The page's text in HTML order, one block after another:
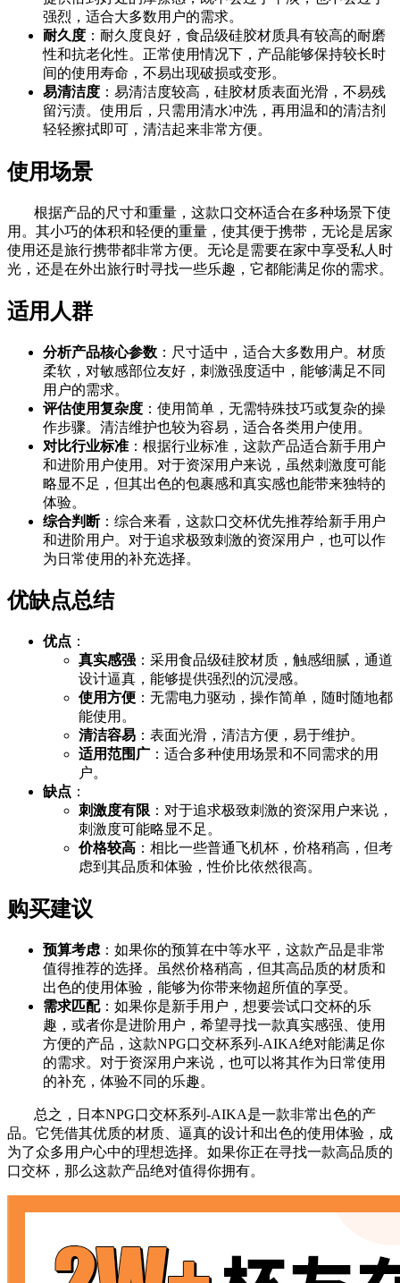
强烈，适合大多数用户的需求。
耐久度 ：耐久度良好，食品级硅胶材质具有较高的耐磨
性和抗老化性。正常使用情况下，产品能够保持较长时
间的使用寿命，不易出现破损或变形。
易清洁度 ：易清洁度较高，硅胶材质表面光滑，不易残
留污渍。使用后，只需用清水冲洗，再用温和的清洁剂
轻轻擦拭即可，清洁起来非常方便。
使用场景
根据产品的尺寸和重量，这款口交杯适合在多种场景下使
用。其小巧的体积和轻便的重量，使其便于携带，无论是居家
使用还是旅行携带都非常方便。无论是需要在家中享受私人时
光，还是在外出旅行时寻找一些乐趣，它都能满足你的需求。
适用人群
分析产品核心参数 ：尺寸适中，适合大多数用户。材质
柔软，对敏感部位友好，刺激强度适中，能够满足不同
用户的需求。
评估使用复杂度 ：使用简单，无需特殊技巧或复杂的操
作步骤。清洁维护也较为容易，适合各类用户使用。
对比行业标准 ：根据行业标准，这款产品适合新手用户
和进阶用户使用。对于资深用户来说，虽然刺激度可能
略显不足，但其出色的包裹感和真实感也能带来独特的
体验。
综合判断：综合来看，这款口交杯优先推荐给新手用户
和进阶用户。对于追求极致刺激的资深用户，也可以作
为日常使用的补充选择。
优缺点总结
优点 ：
真实感强 ：采用食品级硅胶材质，触感细腻，通道
设计逼真，能够提供强烈的沉浸感。
使用方便 ：无需电力驱动，操作简单，随时随地都
能使用。
清洁容易 ：表面光滑，清洁方便，易于维护。
适用范围广 ：适合多种使用场景和不同需求的用
户。
缺点 ：
刺激度有限 ：对于追求极致刺激的资深用户来说，
刺激度可能略显不足。
价格较高 ：相比一些普通飞机杯，价格稍高，但考
虑到其品质和体验，性价比依然很高。
购买建议
预算考虑 ：如果你的预算在中等水平，这款产品是非常
值得推荐的选择。虽然价格稍高，但其高品质的材质和
出色的使用体验，能够为你带来物超所值的享受。
需求匹配：如果你是新手用户，想要尝试口交杯的乐
趣，或者你是进阶用户，希望寻找一款真实感强、使用
方便的产品，这款NPG口交杯系列-AIKA绝对能满足你
的需求。对于资深用户来说，也可以将其作为日常使用
的补充，体验不同的乐趣。
总之，日本NPG口交杯系列-AIKA是一款非常出色的产
品。它凭借其优质的材质、逼真的设计和出色的使用体验，成
为了众多用户心中的理想选择。如果你正在寻找一款高品质的
口交杯，那么这款产品绝对值得你拥有。